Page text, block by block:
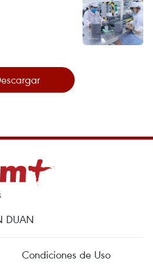
DUAN
Condiciones de Uso